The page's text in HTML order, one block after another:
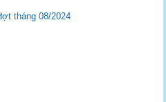
tháng 08/2024